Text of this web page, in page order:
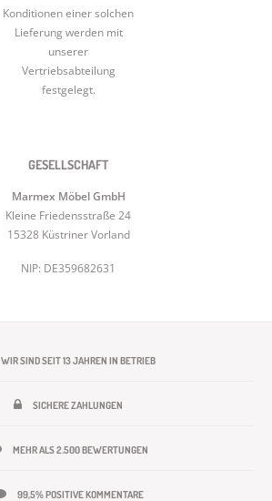
Konditionen einer solchen
Lieferung werden mit
unserer
Vertriebsabteilung
festgelegt.
GESELLSCHAFT
Marmex Möbel GmbH
Kleine Friedensstraße 24
15328 Küstriner Vorland
NIP: DE359682631
WIR SIND SEIT 13 JAHREN IN BETRIEB
SICHERE ZAHLUNGEN
MEHR ALS 2.500 BEWERTUNGEN
99,5% POSITIVE KOMMENTARE